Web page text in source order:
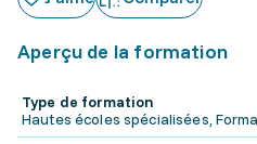
Aperçu de la formation
Type de formation
Hautes écoles spécialisées,